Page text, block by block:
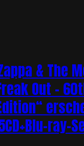
& The
Out –
ray-